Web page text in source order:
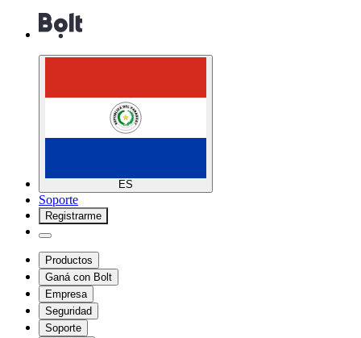
ES
Soporte
Registrarme
Productos
Ganá con Bolt
Empresa
Seguridad
Soporte